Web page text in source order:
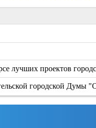
лучших проектов
городской Думы